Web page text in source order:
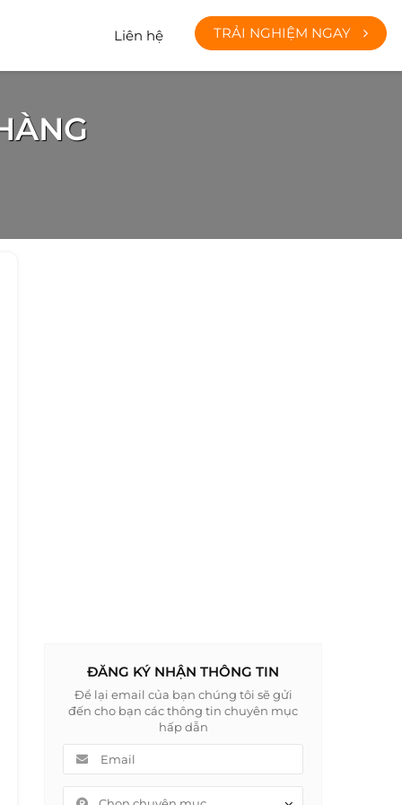
Liên hệ TRẢI NGHIỆM NGAY
ĐĂNG KÝ NHẬN THÔNG TIN
Để lại email của bạn chúng tôi sẽ gửi
đến cho bạn các thông tin chuyên mục
hấp dẫn